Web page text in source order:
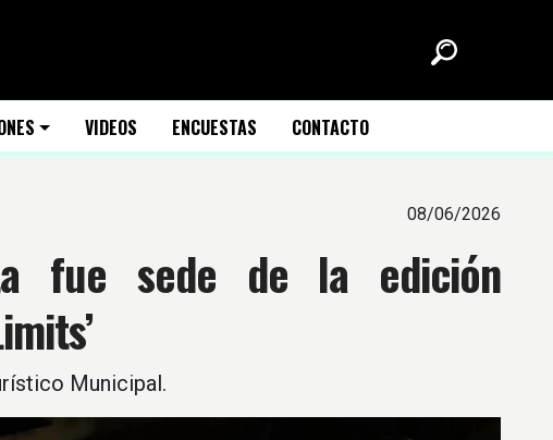
VIDEOS ENCUESTAS CONTACTO
08/06/2026
fue sede de la edición
Municipal.